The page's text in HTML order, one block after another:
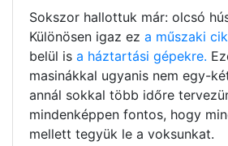
Sokszor hallottuk már: olcsó
Különösen igaz ez a műszaki
belül is a háztartási gépekre.
masinákkal ugyanis nem egy-
annál sokkal több időre
mindenképpen fontos, hogy
mellett tegyük le a voksunkat.